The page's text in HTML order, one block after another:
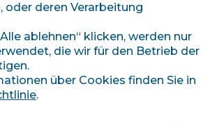
v Conviu?
oder deren Verarbeitung
ablehnen“ klicken, werden nur
die wir für den Betrieb der
über Cookies finden Sie in
.